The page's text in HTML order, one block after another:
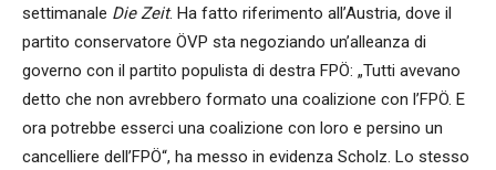
settimanale Die Zeit. Ha fatto riferimento all’Austria, dove il
partito conservatore ÖVP sta negoziando un’alleanza di
governo con il partito populista di destra FPÖ: „Tutti avevano
detto che non avrebbero formato una coalizione con l’FPÖ. E
ora potrebbe esserci una coalizione con loro e persino un
cancelliere dell’FPÖ“, ha messo in evidenza Scholz. Lo stesso